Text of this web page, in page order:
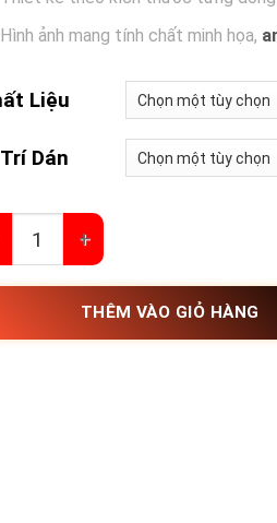
Hình ảnh mang tính chất minh họa,
Liệu
Dán
Dán Film PPF Laptop Dell số
THÊM VÀO GIỎ HÀNG